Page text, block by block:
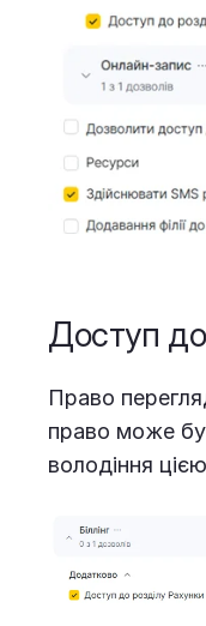
Доступ до
Право
право може
володіння